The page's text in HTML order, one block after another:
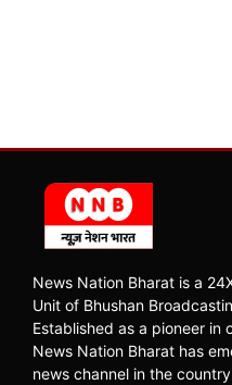
News Nation Bharat is a
Unit of Bhushan
Established as a pioneer in
News Nation Bharat has
news channel in the